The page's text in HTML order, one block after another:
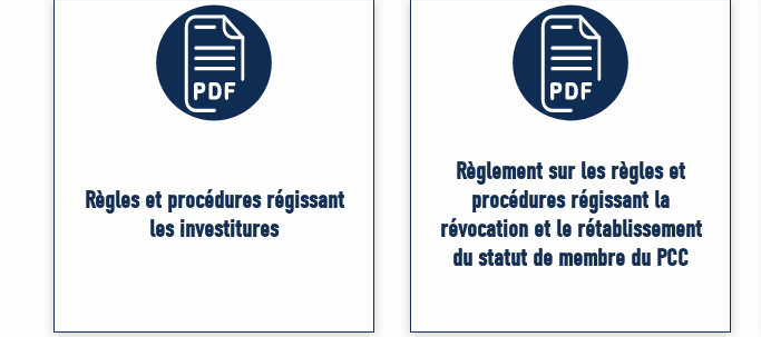
Règles et procédures régissant
les investitures
Règlement sur les règles et
procédures régissant la
révocation et le rétablissement
du statut de membre du PCC